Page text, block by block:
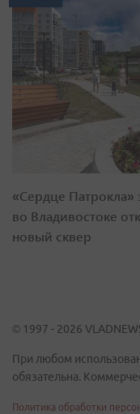
«Сердце Патрокла»
во Владивостоке
новый сквер
© 1997 - 2026
При любом
обязательна.
Политика обработки